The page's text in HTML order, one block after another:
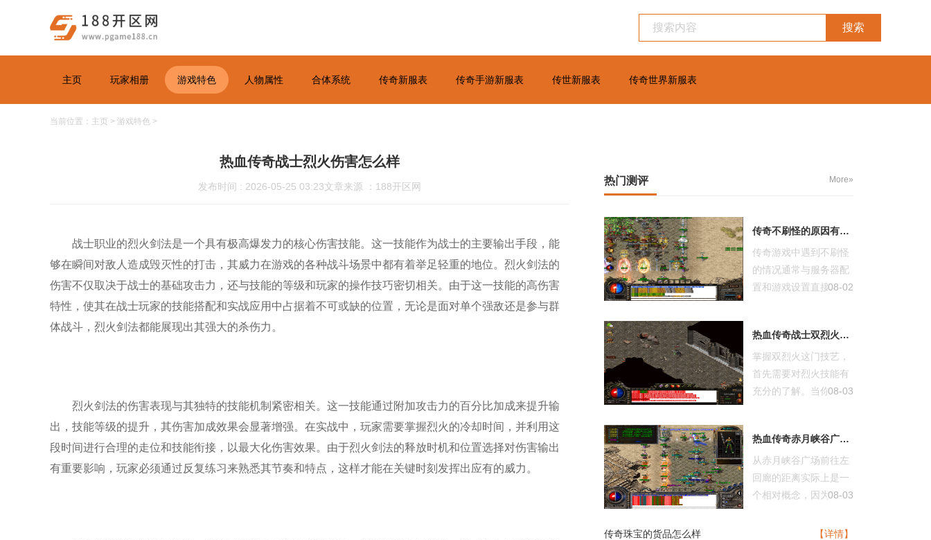
搜索
主页 玩家相册 游戏特色 人物属性 合体系统 传奇新服表 传奇手游新服表 传世新服表 传奇世界新服表
当前位置： 主页 > 游戏特色 >
热血传奇战士烈火伤害怎么样
发布时间 : 2026-05-25 03:23文章来源 ：188开区网
战士职业的烈火剑法是一个具有极高爆发力的核心伤害技能。这一技能作为战士的主要输出手段，能
够在瞬间对敌人造成毁灭性的打击，其威力在游戏的各种战斗场景中都有着举足轻重的地位。烈火剑法的
伤害不仅取决于战士的基础攻击力，还与技能的等级和玩家的操作技巧密切相关。由于这一技能的高伤害
特性，使其在战士玩家的技能搭配和实战应用中占据着不可或缺的位置，无论是面对单个强敌还是参与群
体战斗，烈火剑法都能展现出其强大的杀伤力。
烈火剑法的伤害表现与其独特的技能机制紧密相关。这一技能通过附加攻击力的百分比加成来提升输
出，技能等级的提升，其伤害加成效果会显著增强。在实战中，玩家需要掌握烈火的冷却时间，并利用这
段时间进行合理的走位和技能衔接，以最大化伤害效果。由于烈火剑法的释放时机和位置选择对伤害输出
有重要影响，玩家必须通过反复练习来熟悉其节奏和特点，这样才能在关键时刻发挥出应有的威力。
热门测评 More»
传奇不刷怪的原因有哪些
传奇游戏中遇到不刷怪
的情况通常与服务器配
置和游戏设置直接相08-02
热血传奇战士双烈火怎么操作
掌握双烈火这门技艺，
首先需要对烈火技能有
充分的了解。当你按下
08-03
热血传奇赤月峡谷广场去左回廊有多远
从赤月峡谷广场前往左
回廊的距离实际上是一
个相对概念，因为在游
08-03
传奇珠宝的货品怎么样 【详情】